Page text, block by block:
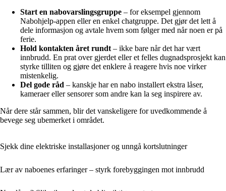
Start en nabovarslingsgruppe – for eksempel gjennom
Nabohjelp-appen eller en enkel chatgruppe. Det gjør det lett å
dele informasjon og avtale hvem som følger med når noen er på
ferie.
Hold kontakten året rundt– ikke bare når det har vært
innbrudd. En prat over gjerdet eller et felles dugnadsprosjekt kan
styrke tilliten og gjøre det enklere å reagere hvis noe virker
mistenkelig.
Del gode råd – kanskje har en nabo installert ekstra låser,
kameraer eller sensorer som andre kan la seg inspirere av.
Når dere står sammen, blir det vanskeligere for uvedkommende å
bevege seg ubemerket i området.
Sjekk dine elektriske installasjoner og unngå kortslutninger
Lær av naboenes erfaringer – styrk forebyggingen mot innbrudd